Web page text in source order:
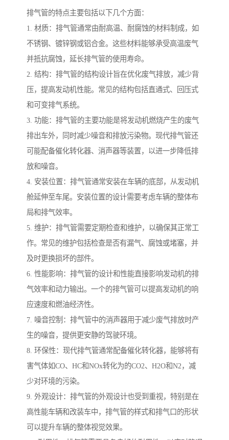
排气管的特点主要包括以下几个方面：
1. 材质：排气管通常由耐高温、耐腐蚀的材料制成，如
不锈钢、镀锌钢或铝合金。这些材料能够承受高温废气
并抵抗腐蚀，延长排气管的使用寿命。
2. 结构：排气管的结构设计旨在优化废气排放，减少背
压，提高发动机性能。常见的结构包括直通式、回压式
和可变排气系统。
3. 功能：排气管的主要功能是将发动机燃烧产生的废气
排出车外，同时减少噪音和排放污染物。现代排气管还
可能配备催化转化器、消声器等装置，以进一步降低排
放和噪音。
4. 安装位置：排气管通常安装在车辆的底部，从发动机
舱延伸至车尾。安装位置的设计需要考虑车辆的整体布
局和排气效率。
5. 维护：排气管需要定期检查和维护，以确保其正常工
作。常见的维护包括检查是否有漏气、腐蚀或堵塞，并
及时更换损坏的部件。
6. 性能影响：排气管的设计和性能直接影响发动机的排
气效率和动力输出。一个的排气管可以提高发动机的响
应速度和燃油经济性。
7. 噪音控制：排气管中的消声器用于减少废气排放时产
生的噪音，提供更安静的驾驶环境。
8. 环保性：现代排气管通常配备催化转化器，能够将有
害气体如CO、HC和NOx转化为的CO2、H2O和N2，减
少对环境的污染。
9. 外观设计：排气管的外观设计也受到重视，特别是在
高性能车辆和改装车中，排气管的样式和排气口的形状
可以提升车辆的整体视觉效果。